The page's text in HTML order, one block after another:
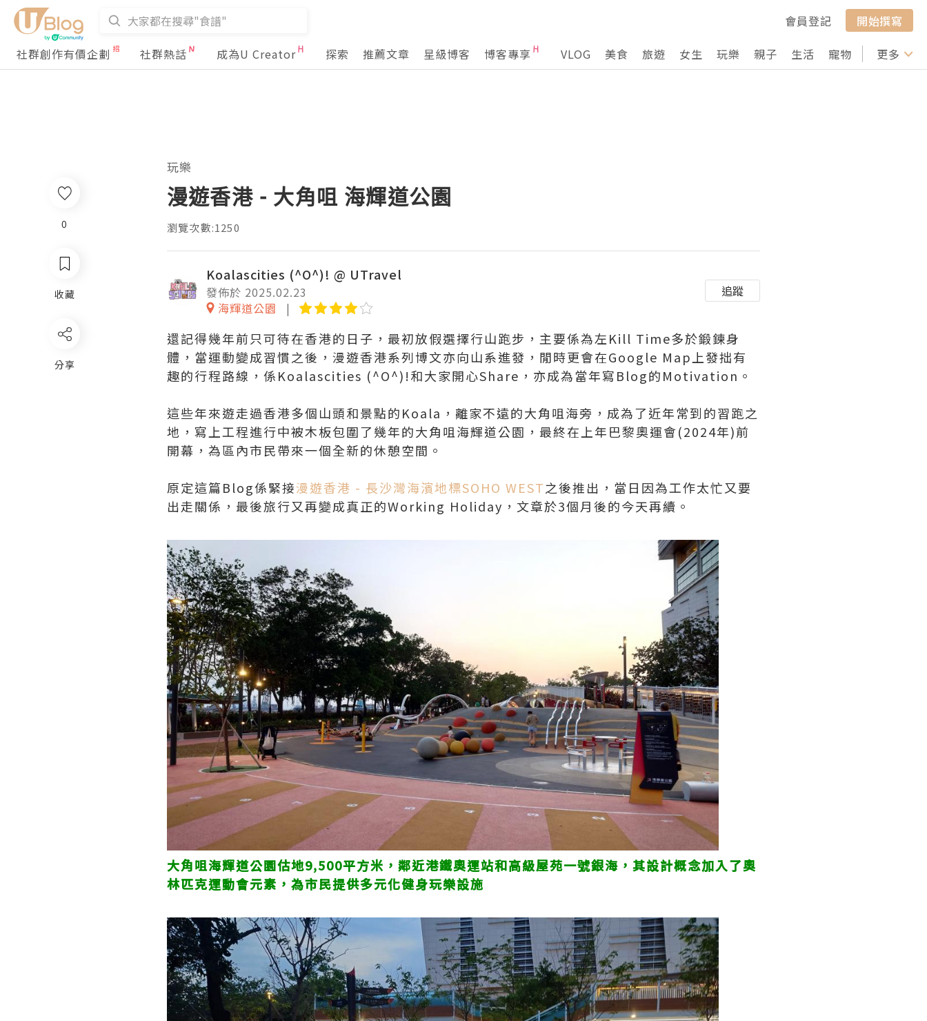
會員登記
開始撰寫
社群創作有價企劃
社群熱話 成為U Creator 探索 推薦文章 星級博客 博客專享 VLOG 美食 旅遊 女生 玩樂 親子 生活 寵物 行山 打卡
更多
0
收藏
分享
玩樂
漫遊香港 - 大角咀 海輝道公園
瀏覽次數:1250
Koalascities (^O^)! @ UTravel
發佈於 2025.02.23
海輝道公園
追蹤
還記得幾年前只可待在香港的日子，最初放假選擇行山跑步，主要係為左Kill Time多於鍛鍊身
體，當運動變成習慣之後，漫遊香港系列博文亦向山系進發，閒時更會在Google Map上發拙有
趣的行程路線，係Koalascities (^O^)!和大家開心Share，亦成為當年寫Blog的Motivation。
這些年來遊走過香港多個山頭和景點的Koala，離家不遠的大角咀海旁，成為了近年常到的習跑之
地，寫上工程進行中被木板包圍了幾年的大角咀海輝道公園，最終在上年巴黎奧運會(2024年)前
開幕，為區內市民帶來一個全新的休憩空間。
原定這篇Blog係緊接漫遊香港 - 長沙灣海濱地標SOHO WEST之後推出，當日因為工作太忙又要
出走關係，最後旅行又再變成真正的Working Holiday，文章於3個月後的今天再續。
大角咀海輝道公園估地9,500平方米，鄰近港鐵奧運站和高級屋苑一號銀海，其設計概念加入了奧
林匹克運動會元素，為市民提供多元化健身玩樂設施